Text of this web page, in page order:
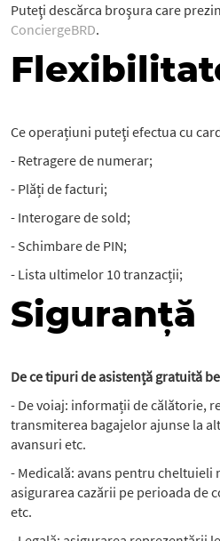
Puteţi descărca broşura care
ConciergeBRD.
Ce operațiuni puteţi efectua cu
- Retragere de numerar;
- Plăți de facturi;
- Interogare de sold;
- Schimbare de PIN;
- Lista ultimelor 10 tranzacții;
Siguranță
De ce tipuri de asistență gratuită
- De voiaj: informații de călătorie,
transmiterea bagajelor ajunse la
avansuri etc.
- Medicală: avans pentru cheltuieli
asigurarea cazării pe perioada de
etc.